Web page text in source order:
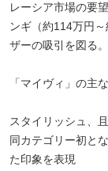
レーシア市場の要
ンギ（約114万円
ザーの吸引を図る。
「マイヴィ」の主
スタイリッシュ、
同カテゴリー初と
た印象を表現